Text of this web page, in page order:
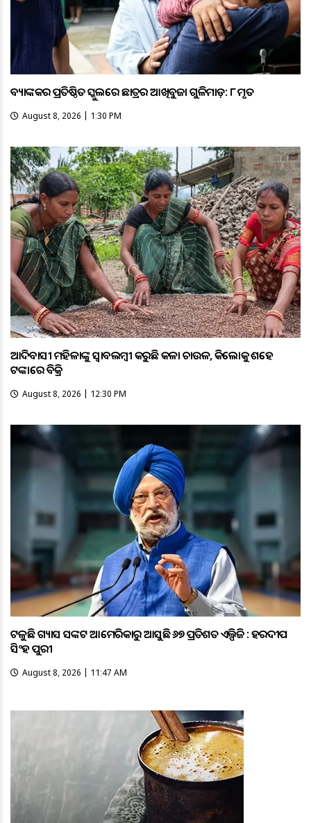
ବ୍ୟାଙ୍କକର ପ୍ରତିଷ୍ଠିତ ସ୍କୁଲରେ ଛାତ୍ରର ଆଖିବୁଜା ଗୁଳିମାଡ଼: ୮ ମୃତ
August 8, 2026 | 1:30 PM
ଆଦିବାସୀ ମହିଳାଙ୍କୁ ସ୍ଵାବଲମ୍ଵୀ କରୁଛି କଳା ଚାଉଳ, କିଲୋକୁ ଶହେ
ଟଙ୍କାରେ ବିକ୍ରି
August 8, 2026 | 12:30 PM
ଟଳୁଛି ଗ୍ୟାସ ସଙ୍କଟ ଆମେରିକାରୁ ଆସୁଛି ୬୭ ପ୍ରତିଶତ ଏଲ୍ପିଜି : ହରଦୀପ
ସିଂହ ପୁରୀ
August 8, 2026 | 11:47 AM